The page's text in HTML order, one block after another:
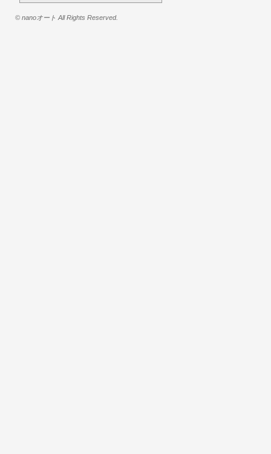
© nanoオート All Rights Reserved.